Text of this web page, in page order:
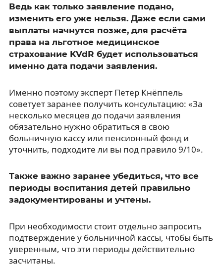
Ведь как только заявление подано,
изменить его уже нельзя. Даже если сами
выплаты начнутся позже, для расчёта
права на льготное медицинское
страхование KVdR будет использоваться
именно дата подачи заявления.
Именно поэтому эксперт Петер Кнёппель
советует заранее получить консультацию: «За
несколько месяцев до подачи заявления
обязательно нужно обратиться в свою
больничную кассу или пенсионный фонд и
уточнить, подходите ли вы под правило 9/10».
Также важно заранее убедиться, что все
периоды воспитания детей правильно
задокументированы и учтены.
При необходимости стоит отдельно запросить
подтверждение у больничной кассы, чтобы быть
уверенным, что эти периоды действительно
засчитаны.